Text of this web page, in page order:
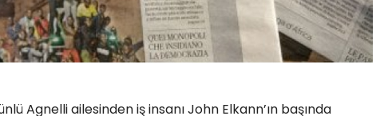
Agnelli ailesinden iş insanı John Elkann’ın başında